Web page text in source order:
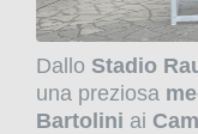
Dallo Stadio
una preziosa
Bartolini ai